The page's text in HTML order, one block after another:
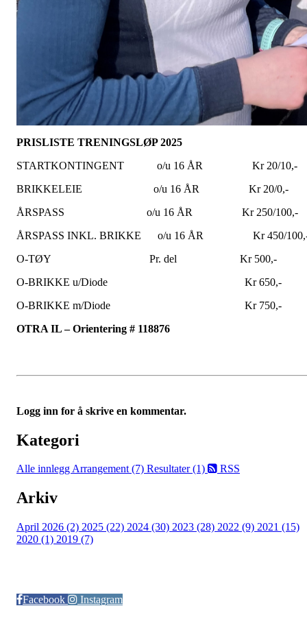
PRISLISTE TRENINGSLØP 2025
STARTKONTINGENT o/u 16 ÅR Kr 20/10,-
BRIKKELEIE o/u 16 ÅR Kr 20/0,-
ÅRSPASS o/u 16 ÅR Kr 250/100,-
ÅRSPASS INKL. BRIKKE o/u 16 ÅR Kr 450/
O-TØY Pr. del Kr 500,-
O-BRIKKE u/Diode Kr 650,-
O-BRIKKE m/Diode Kr 750,-
OTRA IL – Orientering # 118876
Logg inn for å skrive en kommentar.
Kategori
Alle innleggArrangement (7) Resultater (1) RSS
Arkiv
April 2026 (2) 2025 (22) 2024 (30) 2023 (28) 2022 (9) 2021 (15)
2020 (1) 2019 (7)
Facebook
Instagram